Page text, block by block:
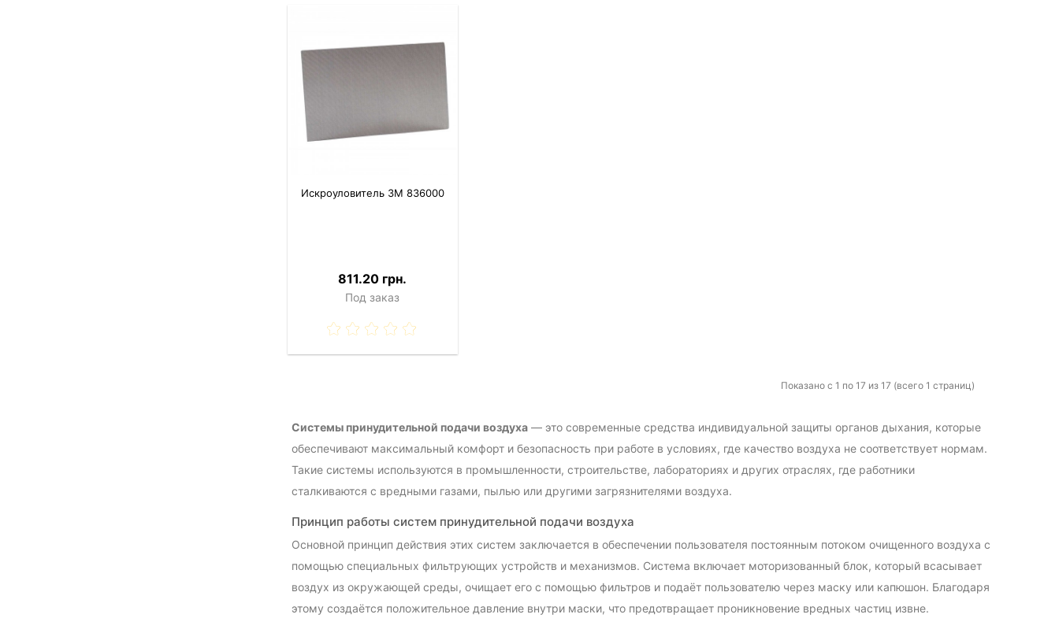
Искроуловитель 3M 836000
811.20 грн.
Под заказ
Показано с 1 по 17 из 17 (всего 1 страниц)
Системы принудительной подачи воздуха— это современные средства индивидуальной защиты органов дыхания, которые
обеспечивают максимальный комфорт и безопасность при работе в условиях, где качество воздуха не соответствует нормам.
Такие системы используются в промышленности, строительстве, лабораториях и других отраслях, где работники
сталкиваются с вредными газами, пылью или другими загрязнителями воздуха.
Принцип работы систем принудительной подачи воздуха
Основной принцип действия этих систем заключается в обеспечении пользователя постоянным потоком очищенного воздуха с
помощью специальных фильтрующих устройств и механизмов. Система включает моторизованный блок, который всасывает
воздух из окружающей среды, очищает его с помощью фильтров и подаёт пользователю через маску или капюшон. Благодаря
этому создаётся положительное давление внутри маски, что предотвращает проникновение вредных частиц извне.